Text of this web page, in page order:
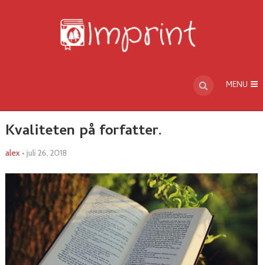
MENU
Kvaliteten på forfatter.
alex • juli 26, 2018